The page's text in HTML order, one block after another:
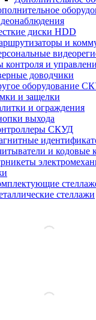
диски HDD
и
контроля и
доводчики
оборудование
и защелки
и ограждения
выхода
СКУД
и кодовые
стеллажи